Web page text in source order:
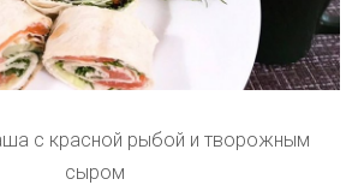
с красной рыбой и творожным
сыром